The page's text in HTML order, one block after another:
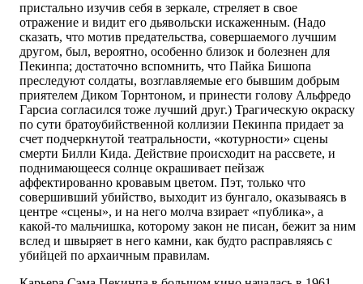
пристально изучив себя в зеркале, стреляет в свое
отражение и видит его дьявольски искаженным. (Надо
сказать, что мотив предательства, совершаемого лучшим
другом, был, вероятно, особенно близок и болезнен для
Пекинпа; достаточно вспомнить, что Пайка Бишопа
преследуют солдаты, возглавляемые его бывшим добрым
приятелем Диком Торнтоном, и принести голову Альфредо
Гарсиа согласился тоже лучший друг.) Трагическую окраску
по сути братоубийственной коллизии Пекинпа придает за
счет подчеркнутой театральности, «котурности» сцены
смерти Билли Кида. Действие происходит на рассвете, и
поднимающееся солнце окрашивает пейзаж
аффектированно кровавым цветом. Пэт, только что
совершивший убийство, выходит из бунгало, оказываясь в
центре «сцены», и на него молча взирает «публика», а
какой-то мальчишка, которому закон не писан, бежит за ним
вслед и швыряет в него камни, как будто расправляясь с
убийцей по архаичным правилам.